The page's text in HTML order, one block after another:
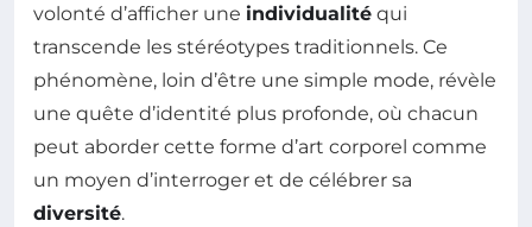
volonté d’afficher une individualité qui
transcende les stéréotypes traditionnels. Ce
phénomène, loin d’être une simple mode, révèle
une quête d’identité plus profonde, où chacun
peut aborder cette forme d’art corporel comme
un moyen d’interroger et de célébrer sa
diversité.